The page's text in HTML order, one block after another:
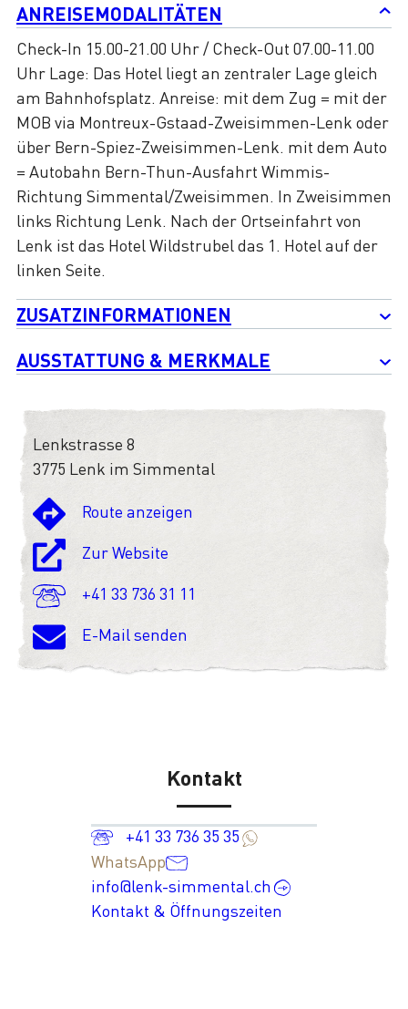
ANREISEMODALITÄTEN
Check-In 15.00-21.00 Uhr / Check-Out 07.00-11.00
Uhr Lage: Das Hotel liegt an zentraler Lage gleich
am Bahnhofsplatz. Anreise: mit dem Zug = mit der
MOB via Montreux-Gstaad-Zweisimmen-Lenk oder
über Bern-Spiez-Zweisimmen-Lenk. mit dem Auto
= Autobahn Bern-Thun-Ausfahrt Wimmis-
Richtung Simmental/Zweisimmen. In Zweisimmen
links Richtung Lenk. Nach der Ortseinfahrt von
Lenk ist das Hotel Wildstrubel das 1. Hotel auf der
linken Seite.
ZUSATZINFORMATIONEN
AUSSTATTUNG & MERKMALE
Lenkstrasse 8
3775 Lenk im Simmental
Route anzeigen
Zur Website
+41 33 736 31 11
E-Mail senden
Kontakt
+41 33 736 35 35
WhatsApp
info@lenk-simmental.ch
Kontakt & Öffnungszeiten